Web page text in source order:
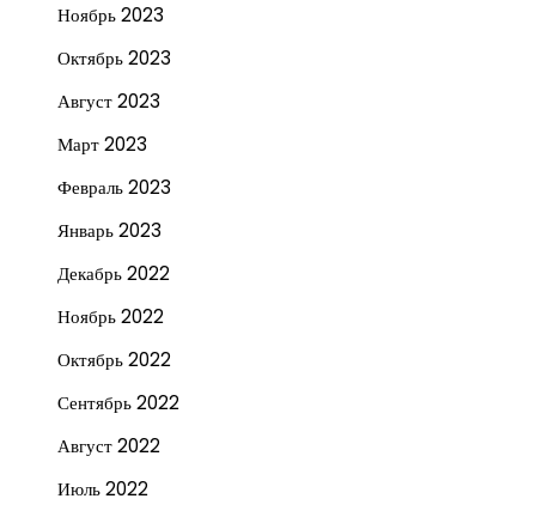
Ноябрь 2023
Октябрь 2023
Август 2023
Март 2023
Февраль 2023
Январь 2023
Декабрь 2022
Ноябрь 2022
Октябрь 2022
Сентябрь 2022
Август 2022
Июль 2022